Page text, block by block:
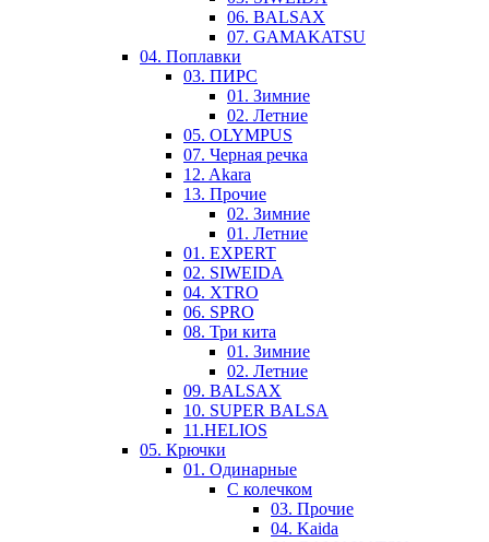
06. BALSAX
07. GAMAKATSU
04. Поплавки
03. ПИРС
01. Зимние
02. Летние
05. OLYMPUS
07. Черная речка
12. Akara
13. Прочие
02. Зимние
01. Летние
01. EXPERT
02. SIWEIDA
04. XTRO
06. SPRO
08. Три кита
01. Зимние
02. Летние
09. BALSAX
10. SUPER BALSA
11.HELIOS
05. Крючки
01. Одинарные
С колечком
03. Прочие
04. Kaida